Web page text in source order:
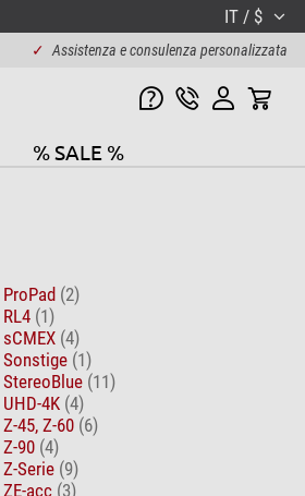
IT / $
✓ Assistenza e consulenza personalizzata
% SALE %
ProPad (2)
RL4 (1)
sCMEX (4)
Sonstige (1)
StereoBlue (11)
UHD-4K (4)
Z-45, Z-60 (6)
Z-90 (4)
Z-Serie (9)
ZE-acc (3)